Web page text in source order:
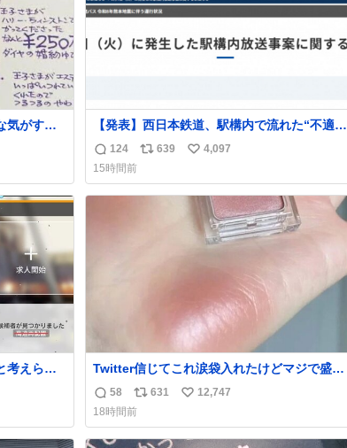
気がする
なものを
ない。
業進まな
ろて とか言う
【発表】西日本鉄道、駅構内で流れた“不適切
音声”に声明「被害届も検討」
news.livedoor.com/article/detail… 4日に西
鉄福岡（天神）駅および薬院駅で発生した駅
構内放送事案について声明を公表した。「第
三者によって駅構内放送設備に外部から不正
に音声が流された可能性も含めて確認を実
返
信
数
124
リ
ス
639
い
ね
4,097
15時間前
考えられ
Twitter信じてこれ涙袋入れたけどマジで盛れ
た…ありがとう…
返
信
数
58
リ
ポ
ス
631
い
ね
12,747
18時間前